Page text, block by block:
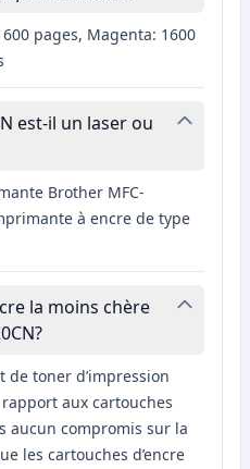
pages, Magenta: 1600
est-il un laser ou
Brother MFC-
à encre de type
la moins chère
de toner d’impression
aux cartouches
aucun compromis sur la
les cartouches d’encre